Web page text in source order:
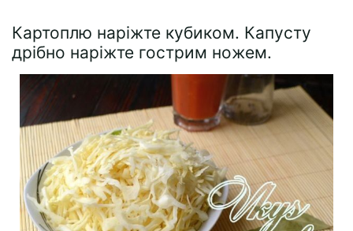
Картоплю наріжте кубиком. Капусту
дрібно наріжте гострим ножем.